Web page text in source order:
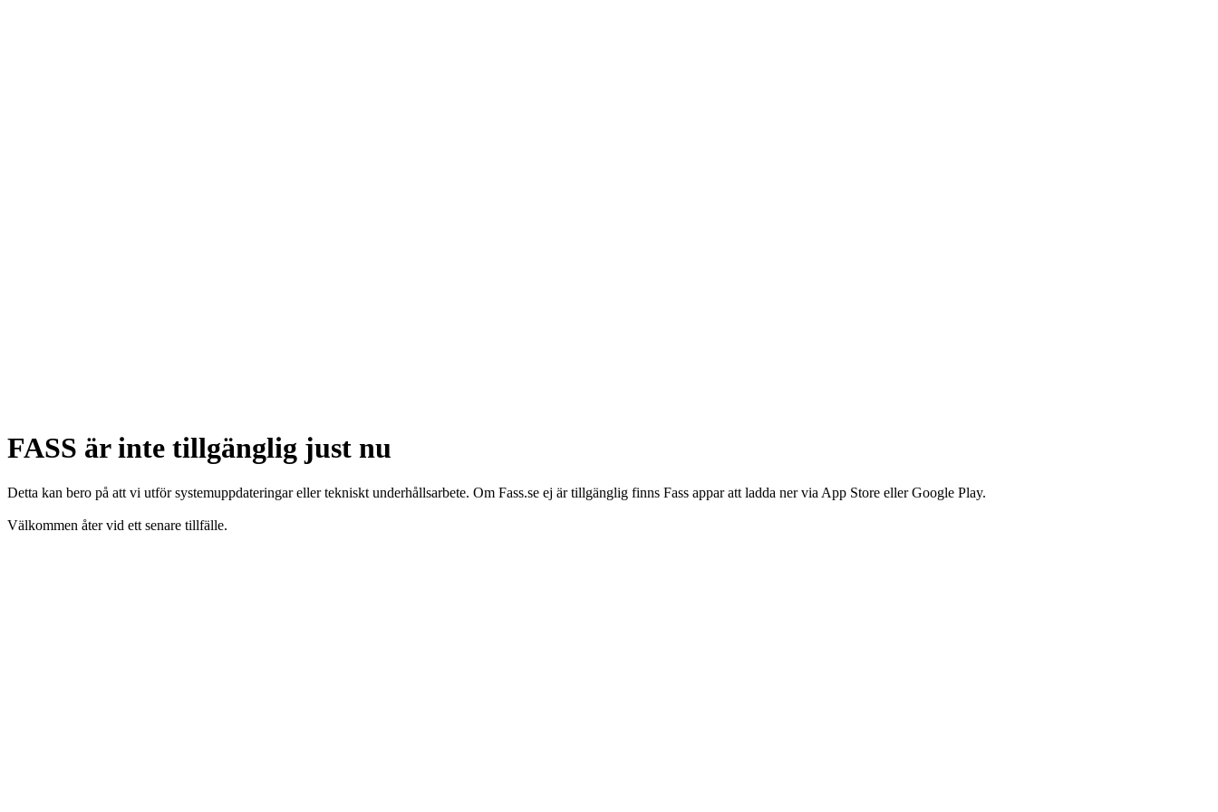
FASS är inte tillgänglig just nu
Detta kan bero på att vi utför systemuppdateringar eller tekniskt underhållsarbete. Om Fass.se ej är tillgänglig finns Fass appar att ladda ner via App Store eller Google Play.
Välkommen åter vid ett senare tillfälle.